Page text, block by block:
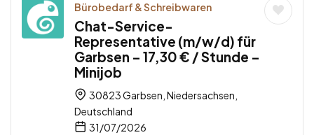
Bürobedarf & Schreibwaren
Chat-Service-
Representative (m/w/d) für
Garbsen – 17,30 € / Stunde –
Minijob
30823 Garbsen, Niedersachsen,
Deutschland
31/07/2026